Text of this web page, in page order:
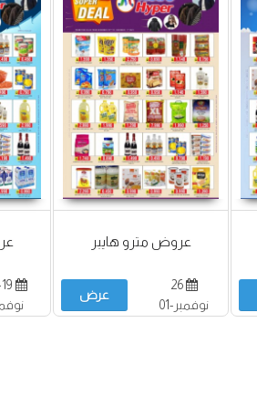
عروض مترو هايبر
26
نوفمبر-01
عرض